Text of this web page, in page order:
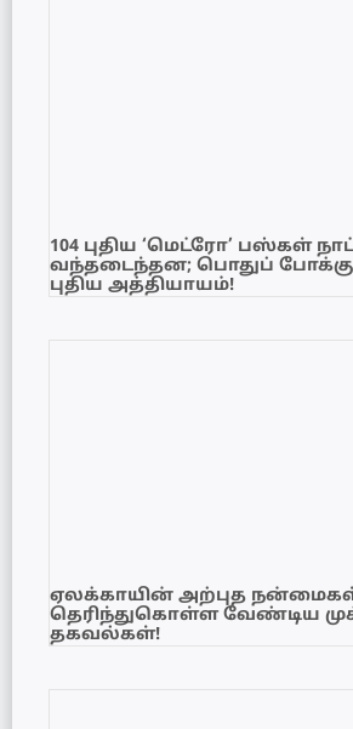
104 புதிய ‘மெட்ரோ’ பஸ்கள்
வந்தடைந்தன; பொதுப்
புதிய அத்தியாயம்!
ஏலக்காயின் அற்புத
தெரிந்துகொள்ள வேண்டிய
தகவல்கள்!